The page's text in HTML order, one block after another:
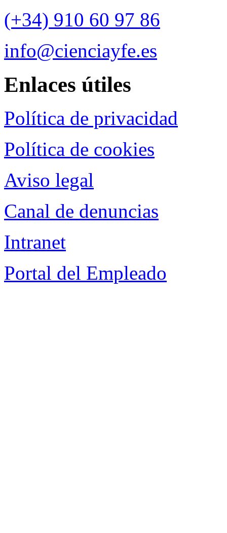
(+34) 910 60 97 86
info@cienciayfe.es
Enlaces útiles
Política de privacidad
Política de cookies
Aviso legal
Canal de denuncias
Intranet
Portal del Empleado